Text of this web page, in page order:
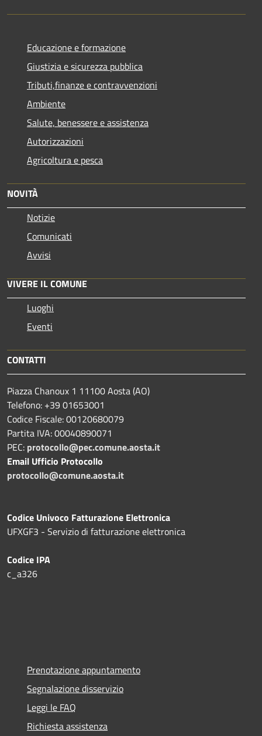
Educazione e formazione
Giustizia e sicurezza pubblica
Tributi,finanze e contravvenzioni
Ambiente
Salute, benessere e assistenza
Autorizzazioni
Agricoltura e pesca
NOVITÀ
Notizie
Comunicati
Avvisi
VIVERE IL COMUNE
Luoghi
Eventi
CONTATTI
Piazza Chanoux 1 11100 Aosta (AO)
Telefono: +39 01653001
Codice Fiscale: 00120680079
Partita IVA: 00040890071
PEC: protocollo@pec.comune.aosta.it
Email Ufficio Protocollo
protocollo@comune.aosta.it
Codice Univoco Fatturazione Elettronica
UFXGF3 - Servizio di fatturazione elettronica
Codice IPA
c_a326
Prenotazione appuntamento
Segnalazione disservizio
Leggi le FAQ
Richiesta assistenza